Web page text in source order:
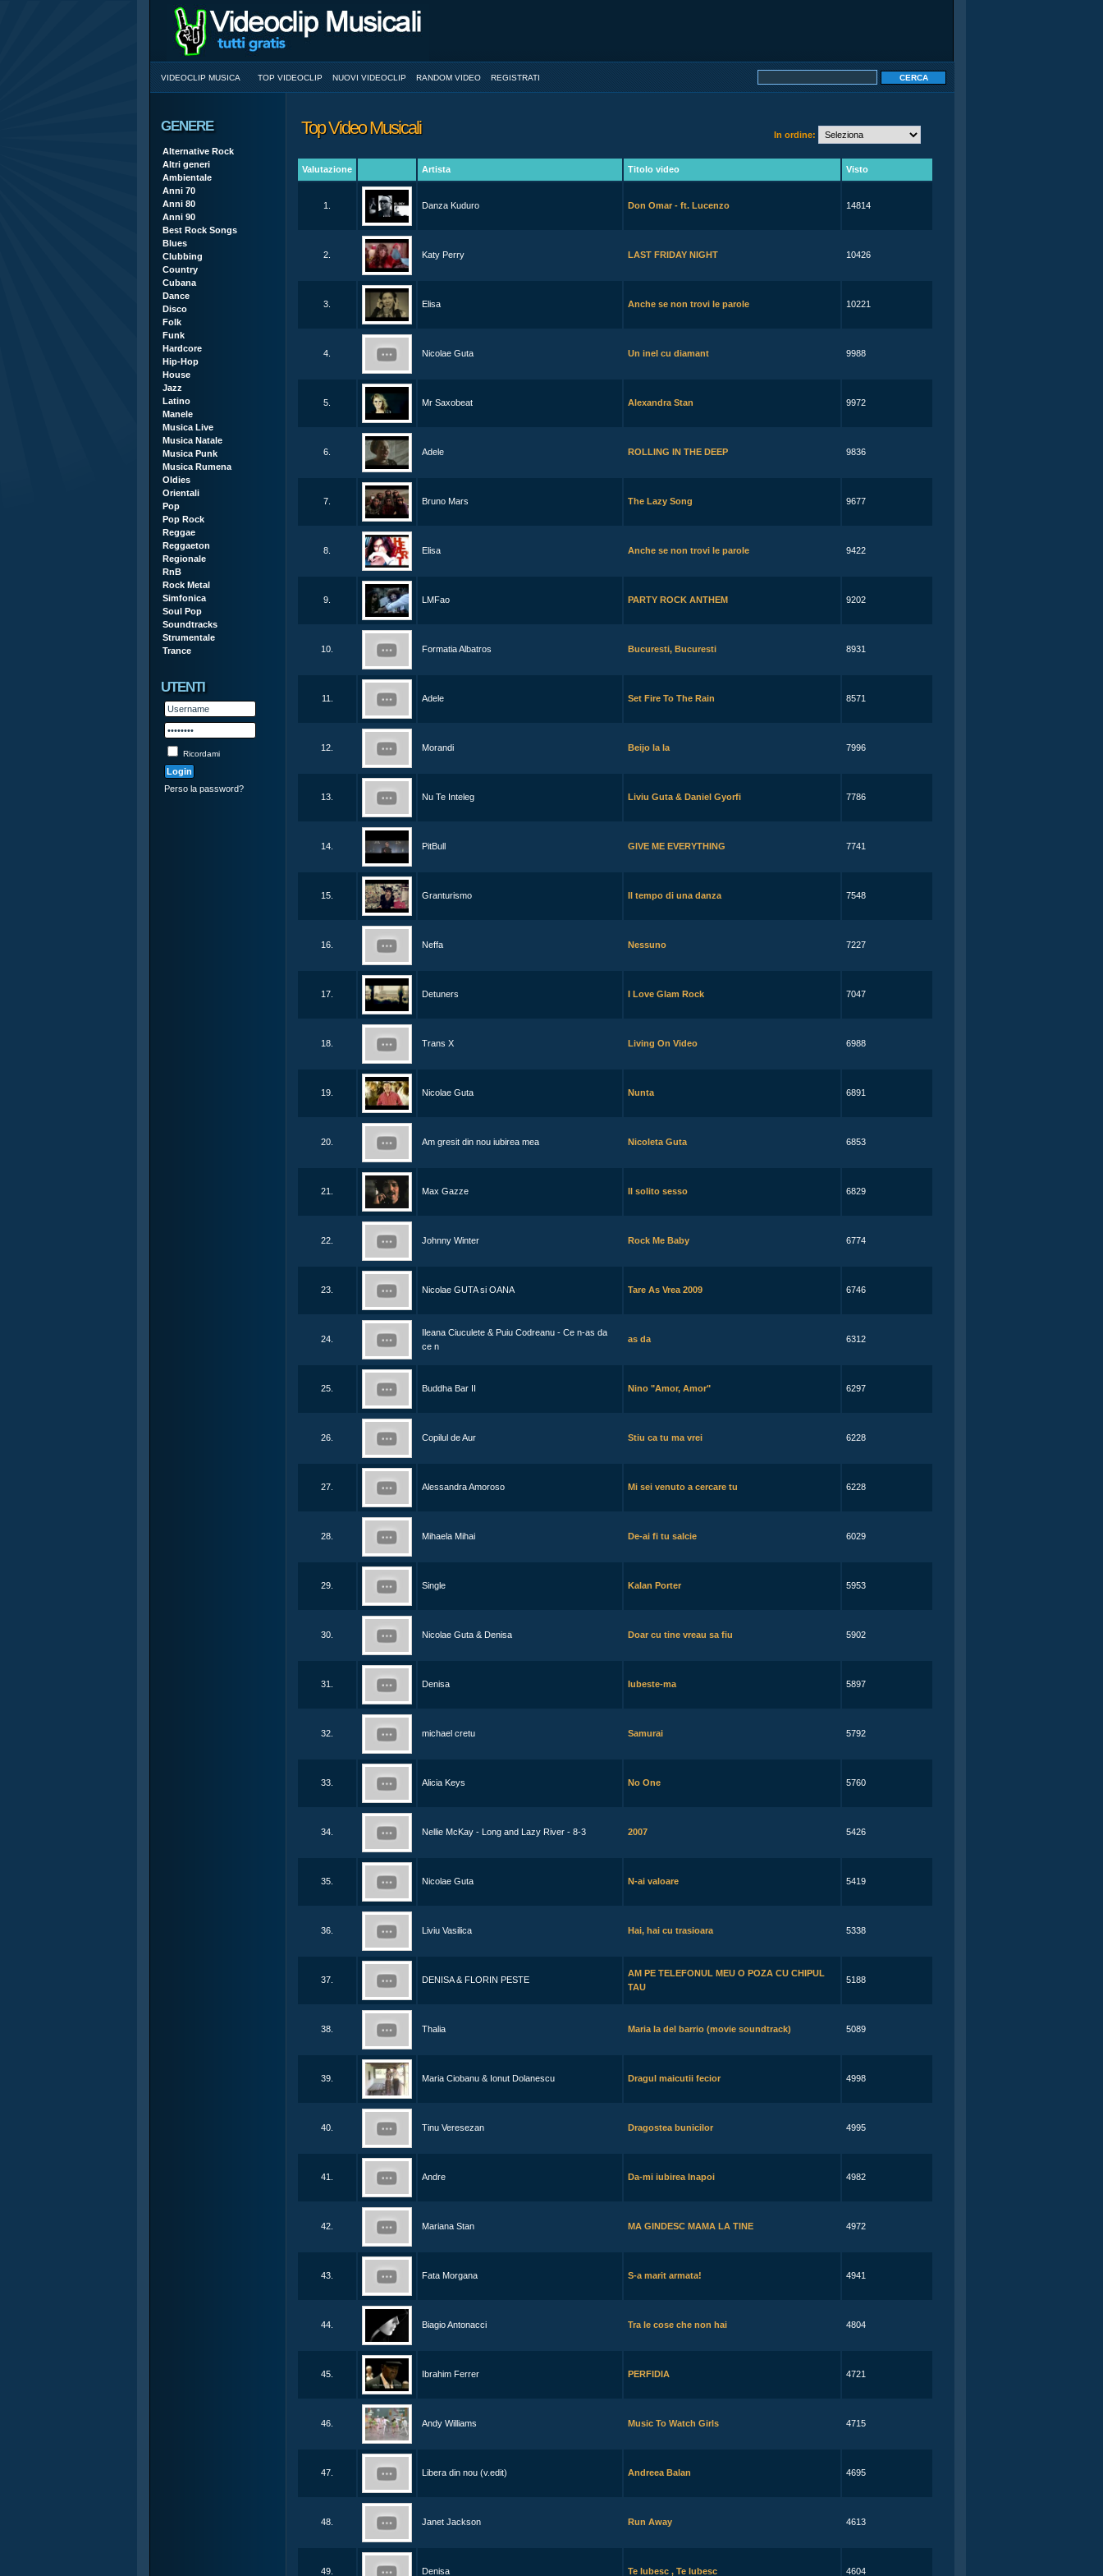
VIDEOCLIP MUSICA TOP VIDEOCLIP NUOVI VIDEOCLIP RANDOM VIDEO REGISTRATI
GENERE
Alternative Rock
Altri generi
Ambientale
Anni 70
Anni 80
Anni 90
Best Rock Songs
Blues
Clubbing
Country
Cubana
Dance
Disco
Folk
Funk
Hardcore
Hip-Hop
House
Jazz
Latino
Manele
Musica Live
Musica Natale
Musica Punk
Musica Rumena
Oldies
Orientali
Pop
Pop Rock
Reggae
Reggaeton
Regionale
RnB
Rock Metal
Simfonica
Soul Pop
Soundtracks
Strumentale
Trance
UTENTI
Ricordami
Perso la password?
Top Video Musicali In ordine:
Valutazione Artista Titolo video Visto
1. Danza Kuduro Don Omar - ft. Lucenzo 14814
2. Katy Perry LAST FRIDAY NIGHT 10426
3. Elisa Anche se non trovi le parole 10221
4. Nicolae Guta Un inel cu diamant 9988
5. Mr Saxobeat Alexandra Stan 9972
6. Adele ROLLING IN THE DEEP 9836
7. Bruno Mars The Lazy Song 9677
8. Elisa Anche se non trovi le parole 9422
9. LMFao PARTY ROCK ANTHEM 9202
10. Formatia Albatros Bucuresti, Bucuresti 8931
11. Adele Set Fire To The Rain 8571
12. Morandi Beijo la la 7996
13. Nu Te Inteleg Liviu Guta & Daniel Gyorfi 7786
14. PitBull GIVE ME EVERYTHING 7741
15. Granturismo Il tempo di una danza 7548
16. Neffa Nessuno 7227
17. Detuners I Love Glam Rock 7047
18. Trans X Living On Video 6988
19. Nicolae Guta Nunta 6891
20. Am gresit din nou iubirea mea Nicoleta Guta 6853
21. Max Gazze Il solito sesso 6829
22. Johnny Winter Rock Me Baby 6774
23. Nicolae GUTA si OANA Tare As Vrea 2009 6746
24.
Ileana Ciuculete & Puiu Codreanu - Ce n-as da
ce n
as da 6312
25. Buddha Bar II Nino "Amor, Amor" 6297
26. Copilul de Aur Stiu ca tu ma vrei 6228
27. Alessandra Amoroso Mi sei venuto a cercare tu 6228
28. Mihaela Mihai De-ai fi tu salcie 6029
29. Single Kalan Porter 5953
30. Nicolae Guta & Denisa Doar cu tine vreau sa fiu 5902
31. Denisa Iubeste-ma 5897
32. michael cretu Samurai 5792
33. Alicia Keys No One 5760
34. Nellie McKay - Long and Lazy River - 8-3 2007 5426
35. Nicolae Guta N-ai valoare 5419
36. Liviu Vasilica Hai, hai cu trasioara 5338
37. DENISA & FLORIN PESTE
AM PE TELEFONUL MEU O POZA CU CHIPUL
TAU
5188
38. Thalia Maria la del barrio (movie soundtrack) 5089
39. Maria Ciobanu & Ionut Dolanescu Dragul maicutii fecior 4998
40. Tinu Veresezan Dragostea bunicilor 4995
41. Andre Da-mi iubirea Inapoi 4982
42. Mariana Stan MA GINDESC MAMA LA TINE 4972
43. Fata Morgana S-a marit armata! 4941
44. Biagio Antonacci Tra le cose che non hai 4804
45. Ibrahim Ferrer PERFIDIA 4721
46. Andy Williams Music To Watch Girls 4715
47. Libera din nou (v.edit) Andreea Balan 4695
48. Janet Jackson Run Away 4613
49. Denisa Te Iubesc , Te Iubesc 4604